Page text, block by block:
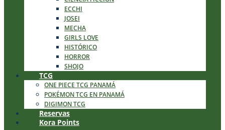
ECCHI
JOSEI
MECHA
GIRLS LOVE
HISTÓRICO
HORROR
SHOJO
TCG
ONE PIECE TCG PANAMÁ
POKÉMON TCG EN PANAMÁ
DIGIMON TCG
Reservas
Kora Points